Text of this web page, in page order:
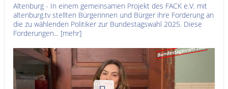
Altenburg - In einem gemeinsamen Projekt des FACK e.V. mit
altenburg.tv stellten Bürgerinnen und Bürger ihre Forderung an
die zu wählenden Politiker zur Bundestagswahl 2025. Diese
Forderungen... [mehr]